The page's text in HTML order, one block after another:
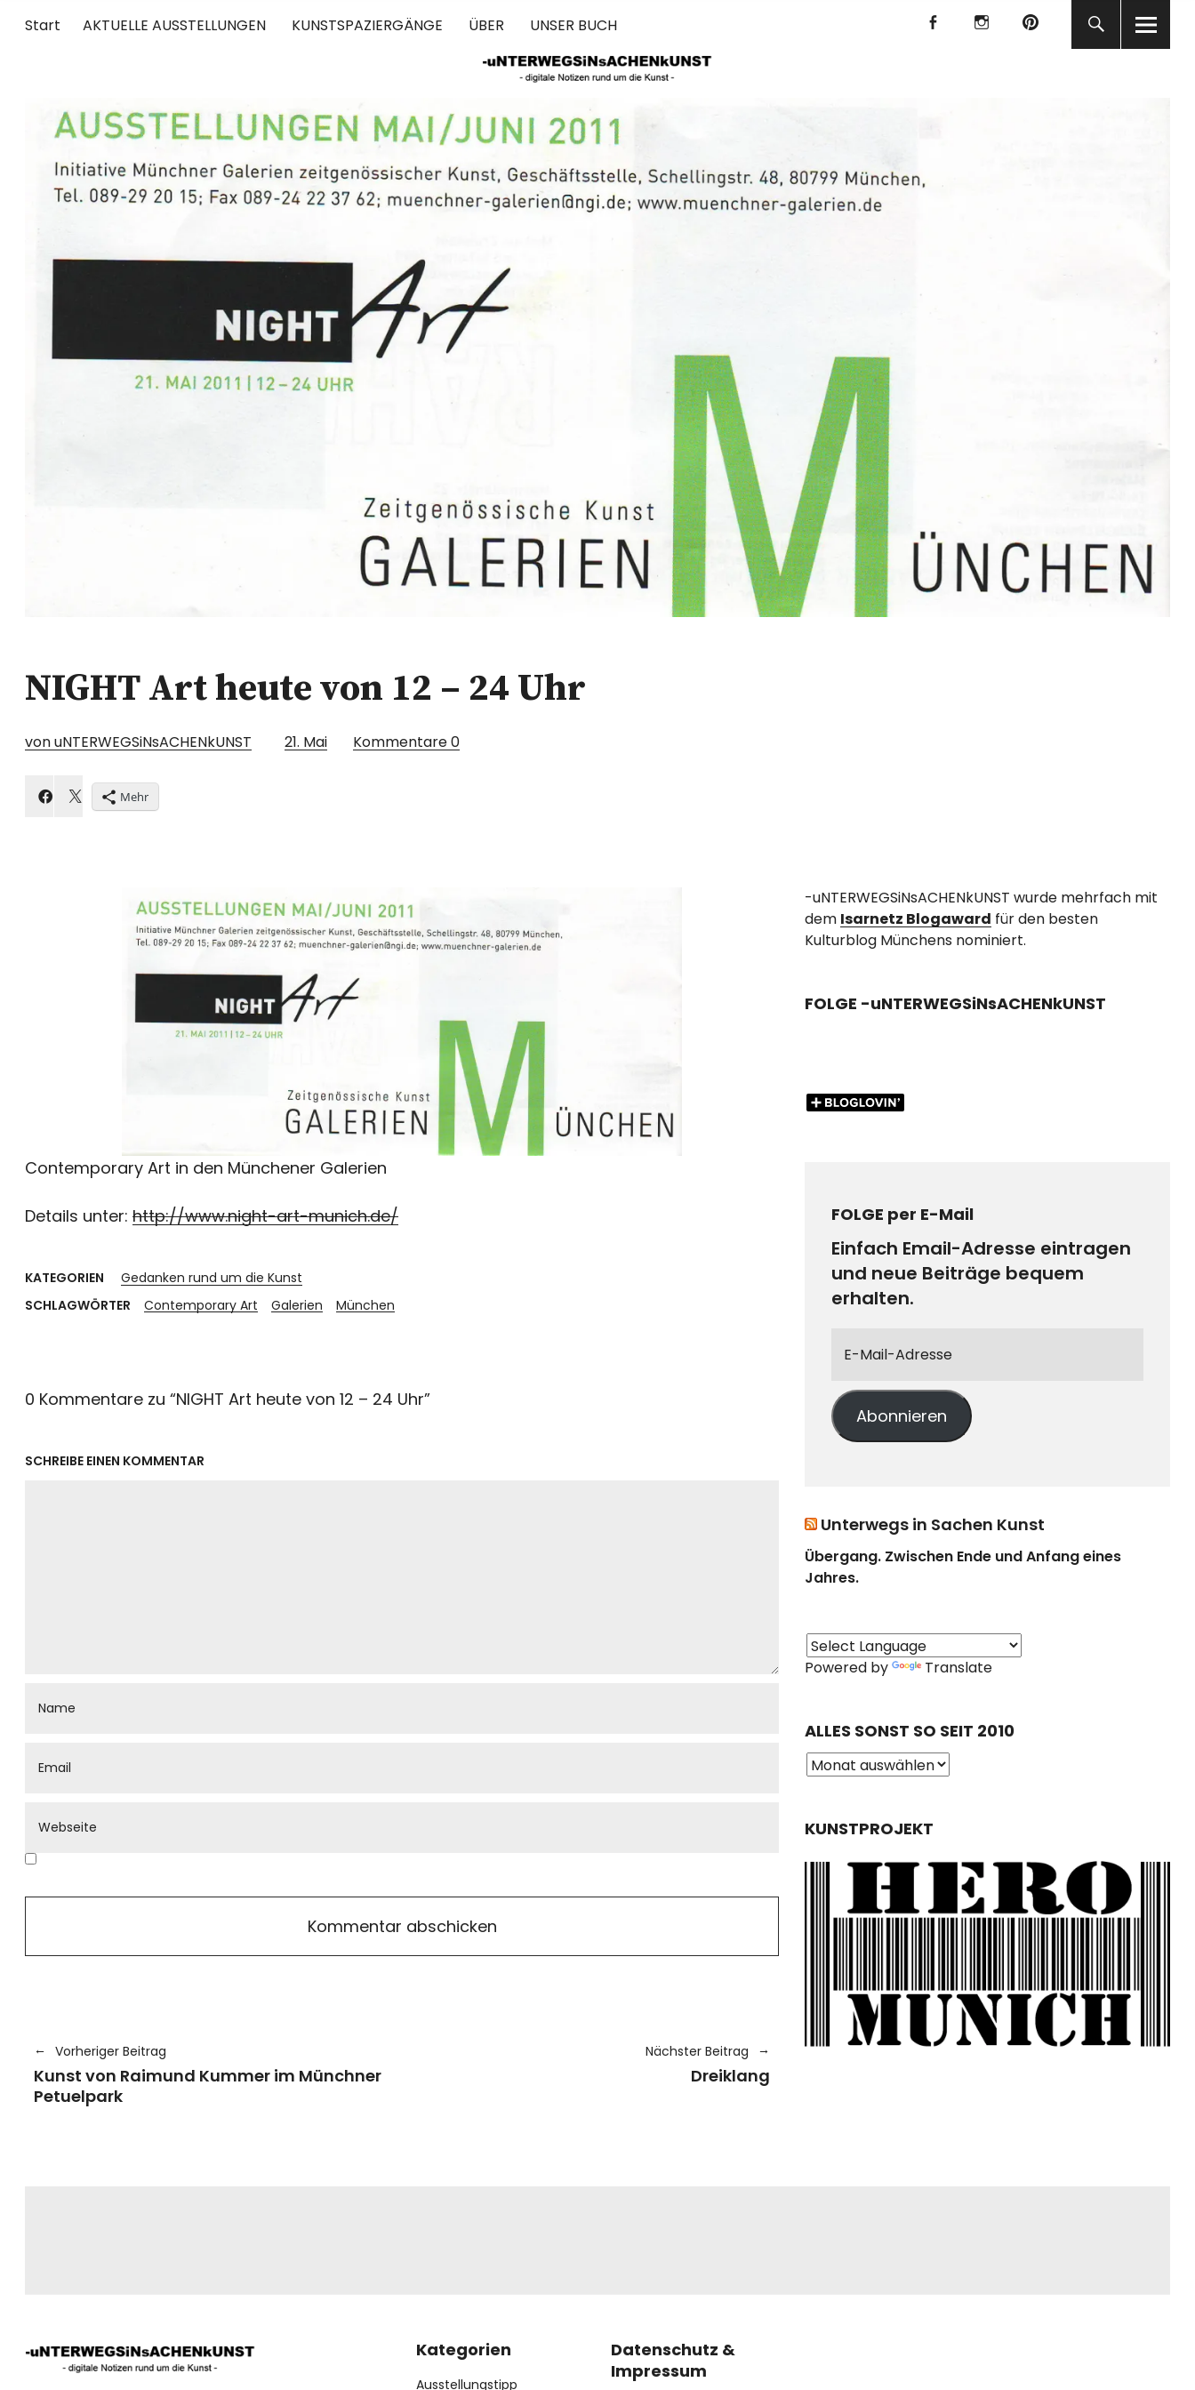
Start AKTUELLE AUSSTELLUNGEN KUNSTSPAZIERGÄNGE ÜBER UNSER BUCH
UNTERWEGS IN SACHEN KUNST
RUND UM DIE ZEITGENÖSSISCHE KUNST
f I P
NIGHT Art heute von 12 – 24 Uhr
von uNTERWEGSiNsACHENkUNST 21. Mai Kommentare0
Mehr
Contemporary Art in den Münchener Galerien
Details unter: http://www.night-art-munich.de/
KATEGORIEN
Gedanken rund um die Kunst
SCHLAGWÖRTER
Contemporary Art Galerien München
0 Kommentare zu “NIGHT Art heute von 12 – 24 Uhr”
SCHREIBE EINEN KOMMENTAR
Vorheriger Beitrag
Kunst von Raimund Kummer im Münchner
Petuelpark
Nächster Beitrag
Dreiklang
-uNTERWEGSiNsACHENkUNST wurde mehrfach mit
dem Isarnetz Blogaward für den besten
Kulturblog Münchens nominiert.
FOLGE -uNTERWEGSiNsACHENkUNST
FOLGE per E-Mail
Einfach Email-Adresse eintragen
und neue Beiträge bequem
erhalten.
Abonnieren
Unterwegs in Sachen Kunst
Übergang. Zwischen Ende und Anfang eines
Jahres.
Powered by Translate
ALLES SONST SO SEIT 2010
KUNSTPROJEKT
Kategorien
Ausstellungstipp
Datenschutz &
Impressum